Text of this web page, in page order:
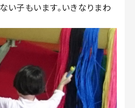
い子もいます。いきなりまわ